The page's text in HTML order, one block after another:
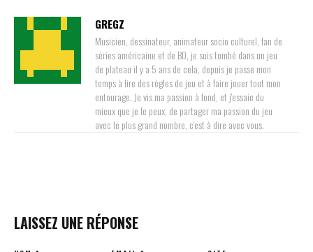
GREGZ
Musicien, dessinateur, animateur socio culturel, fan de
séries américaine et de BD, je suis tombé dans un jeu
de plateau il y a 5 ans de cela, depuis je passe mon
temps à lire des règles de jeu et à faire jouer tout mon
entourage. Je vis ma passion à fond, et j'essaie du
mieux que je le peux, de partager ma passion du jeu
avec le plus grand nombre, c'est à dire avec vous.
LAISSEZ UNE RÉPONSE